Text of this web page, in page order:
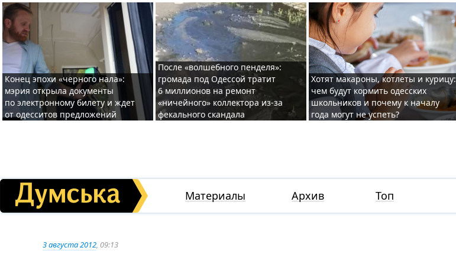
Конец эпохи «черного нала»:
мэрия открыла документы
по электронному билету и ждет
от одесситов предложений
После «волшебного пенделя»:
громада под Одессой тратит
6 миллионов на ремонт
«ничейного» коллектора из-за
фекального скандала
Хотят макароны, котлеты и курицу:
чем будут кормить одесских
школьников и почему к началу
года могут не успеть?
Материалы Архив Топ
3 августа 2012, 09:13